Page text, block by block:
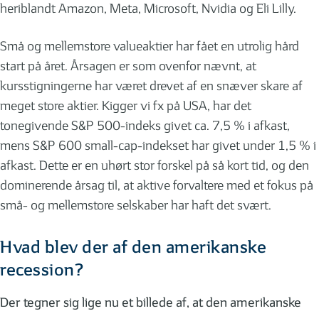
heriblandt Amazon, Meta, Microsoft, Nvidia og Eli Lilly.
Små og mellemstore valueaktier har fået en utrolig hård
start på året. Årsagen er som ovenfor nævnt, at
kursstigningerne har været drevet af en snæver skare af
meget store aktier. Kigger vi fx på USA, har det
tonegivende S&P 500-indeks givet ca. 7,5 % i afkast,
mens S&P 600 small-cap-indekset har givet under 1,5 % i
afkast. Dette er en uhørt stor forskel på så kort tid, og den
dominerende årsag til, at aktive forvaltere med et fokus på
små- og mellemstore selskaber har haft det svært.
Hvad blev der af den amerikanske
recession?
Der tegner sig lige nu et billede af, at den amerikanske